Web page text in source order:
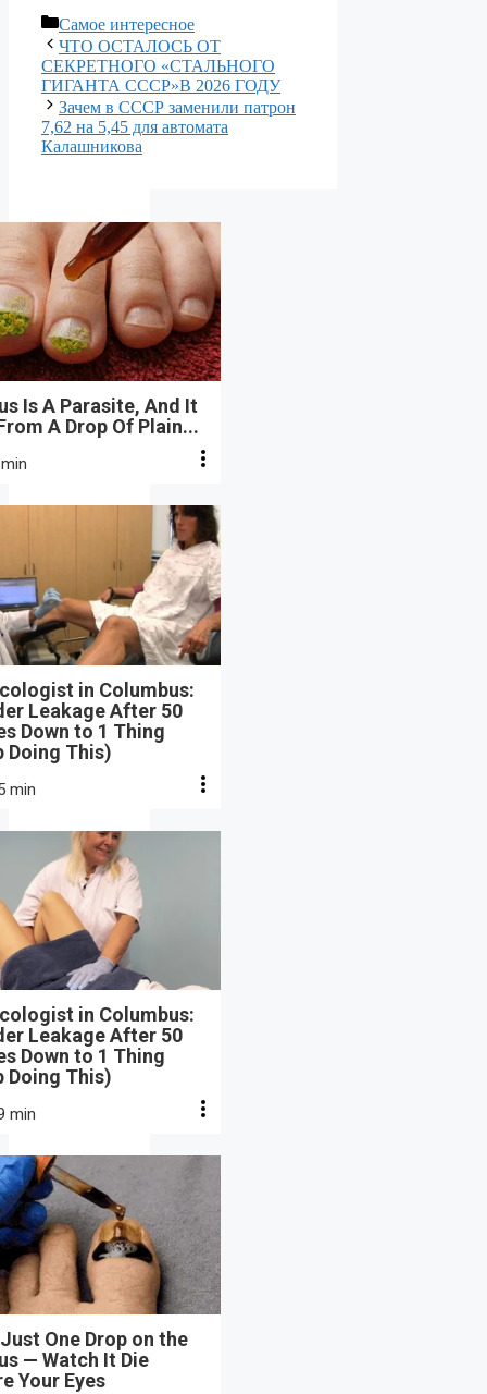
Рубрики
Самое интересное
ЧТО ОСТАЛОСЬ ОТ
СЕКРЕТНОГО «СТАЛЬНОГО
ГИГАНТА СССР»В 2026 ГОДУ
Зачем в СССР заменили патрон
7,62 на 5,45 для автомата
Калашникова
Is A Parasite, And It
A Drop Of Plain...
in Columbus:
Leakage After 50
Down to 1 Thing
Doing This)
min
in Columbus:
Leakage After 50
Down to 1 Thing
Doing This)
min
One Drop on the
— Watch It Die
Your Eyes